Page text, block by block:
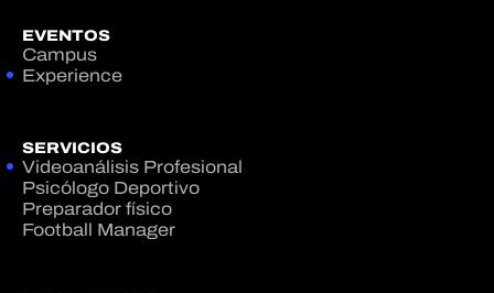
EVENTOS
Campus
Experience
SERVICIOS
Videoanálisis Profesional
Psicólogo Deportivo
Preparador físico
Football Manager